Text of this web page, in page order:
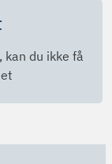
kan du ikke få